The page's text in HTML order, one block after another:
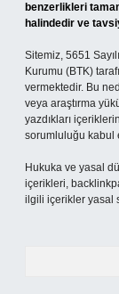
benzerlikleri
halindedir ve
Sitemiz, 5651
Kurumu (BTK)
vermektedir. Bu
veya araştırma
yazdıkları
sorumluluğu kabul
Hukuka ve yasal
içerikleri,
ilgili içerikler yasal